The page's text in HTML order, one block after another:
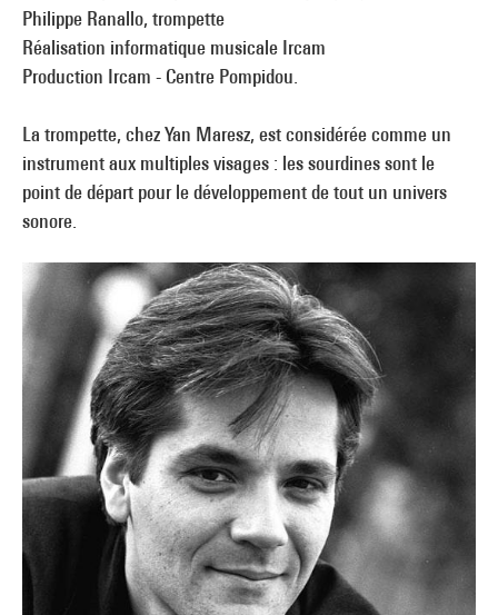
Philippe Ranallo, trompette
Réalisation informatique musicale Ircam
Production Ircam - Centre Pompidou.
La trompette, chez Yan Maresz, est considérée comme un
instrument aux multiples visages : les sourdines sont le
point de départ pour le développement de tout un univers
sonore.